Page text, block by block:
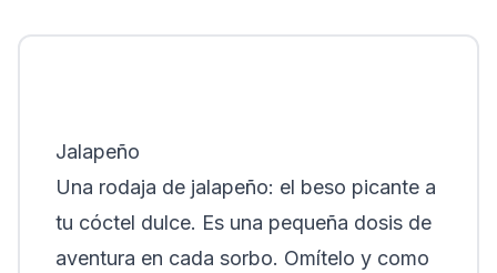
Jalapeño
Una rodaja de jalapeño: el beso picante a
tu cóctel dulce. Es una pequeña dosis de
aventura en cada sorbo. Omítelo y como